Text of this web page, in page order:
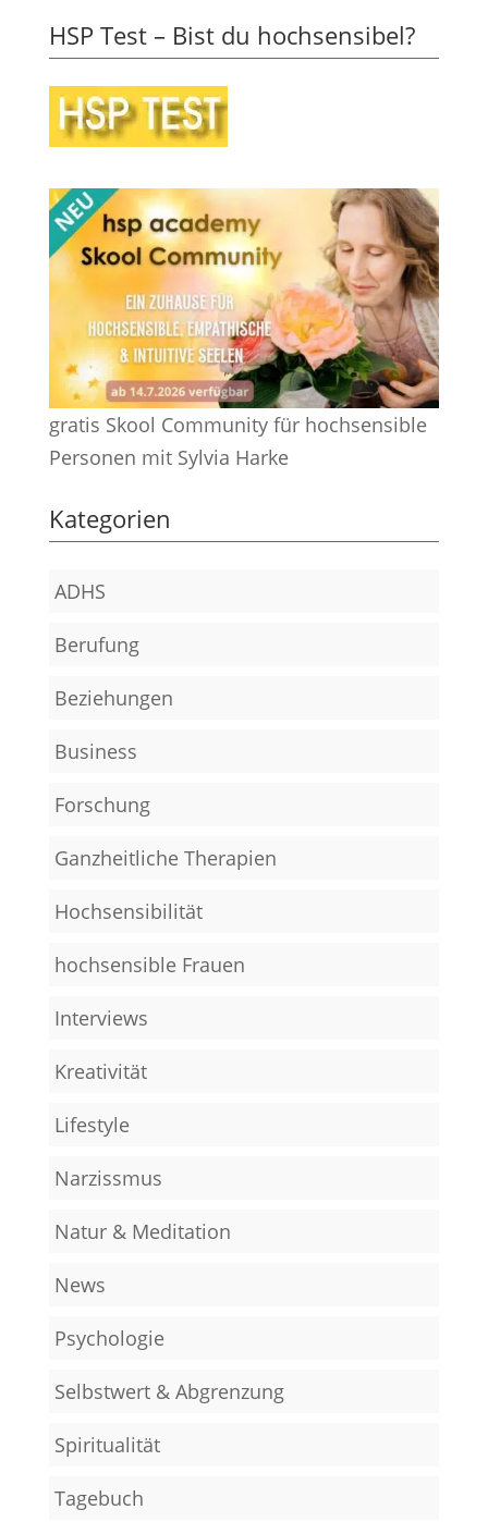
HSP Test – Bist du hochsensibel?
gratis Skool Community für hochsensible
Personen mit Sylvia Harke
Kategorien
ADHS
Berufung
Beziehungen
Business
Forschung
Ganzheitliche Therapien
Hochsensibilität
hochsensible Frauen
Interviews
Kreativität
Lifestyle
Narzissmus
Natur & Meditation
News
Psychologie
Selbstwert & Abgrenzung
Spiritualität
Tagebuch